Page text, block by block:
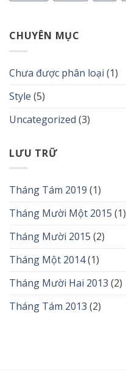
CHUYÊN MỤC
Chưa được phân loại (1)
Style (5)
Uncategorized (3)
LƯU TRỮ
Tháng Tám 2019 (1)
Tháng Mười Một 2015 (1)
Tháng Mười 2015 (2)
Tháng Một 2014(1)
Tháng Mười Hai 2013 (2)
Tháng Tám 2013 (2)